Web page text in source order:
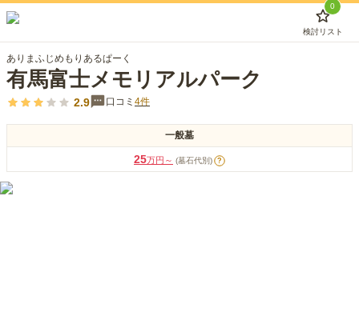
0
検討リスト
ありまふじめもりあるぱーく
有馬富士メモリアルパーク
2.9 口コミ 4件
一般墓
25万円～ (墓石代別) ?